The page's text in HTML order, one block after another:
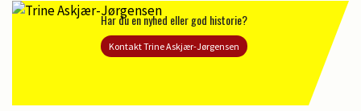
Har du en nyhed eller god historie?
Kontakt Trine Askjær-Jørgensen